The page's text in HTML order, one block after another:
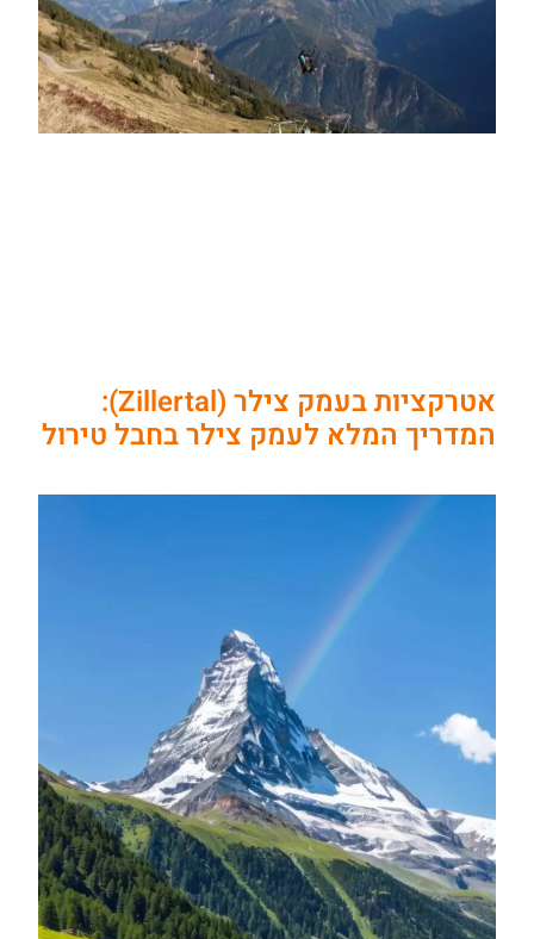
אטרקציות בעמק צילר (Zillertal):
המדריך המלא לעמק צילר בחבל טירול